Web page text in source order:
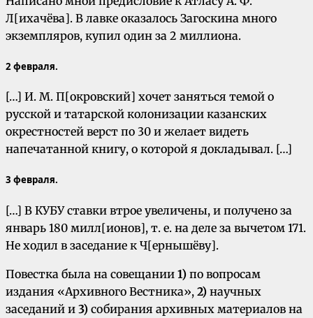
Л[ихачёва]. В лавке оказалось Загоскина много
экземпляров, купил один за 2 миллиона.
2 февраля.
[…] И. М. П[окровский] хочет заняться темой о
русской и татарской колонизации казанских
окрестностей верст по 30 и желает видеть
напечатанной книгу, о которой я докладывал. […]
3 февраля.
[…] В КУБУ ставки втрое увеличены, и получено за
январь 180 милл[ионов], т. е. на деле за вычетом 171.
Не ходил в заседание к Ч[ернышёву].
Повестка была на совещании 1) по вопросам
издания «Архивного Вестника», 2) научных
заседаний и 3) собирания архивных материалов на